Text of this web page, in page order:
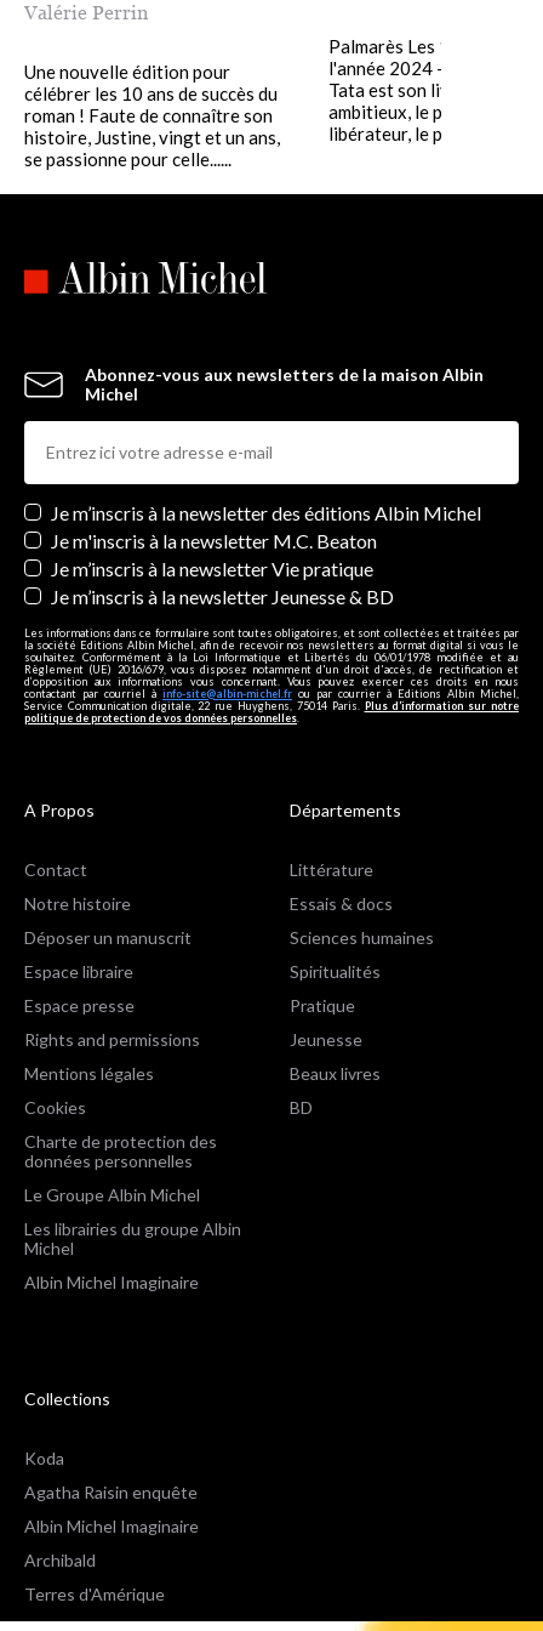
Valérie Perrin
Une nouvelle édition pour
célébrer les 10 ans de succès du
roman ! Faute de connaître son
histoire, Justine, vingt et un ans,
se passionne pour celle......
Palmarès Les 100 livres de
l'année 2024 - Lire
Tata est son livre le plus
ambitieux, le plus intime,
libérateur, le plus
Abonnez-vous aux newsletters de la maison Albin
Michel
Newsletters
Je m’inscris à la newsletter des éditions Albin Michel
Je m'inscris à la newsletter M.C. Beaton
Je m’inscris à la newsletter Vie pratique
Je m’inscris à la newsletter Jeunesse & BD
Les informations dans ce formulaire sont toutes obligatoires, et sont collectées et traitées par
la société Editions Albin Michel, afin de recevoir nos newsletters au format digital si vous le
souhaitez. Conformément à la Loi Informatique et Libertés du 06/01/1978 modifiée et au
Règlement (UE) 2016/679, vous disposez notamment d'un droit d'accès, de rectification et
d’opposition aux informations vous concernant. Vous pouvez exercer ces droits en nous
contactant par courriel à info-site@albin-michel.fr ou par courrier à Editions Albin Michel,
Service Communication digitale, 22 rue Huyghens, 75014 Paris. Plus d’information sur notre
politique de protection de vos données personnelles
A Propos
Contact
Notre histoire
Déposer un manuscrit
Espace libraire
Espace presse
Rights and permissions
Mentions légales
Cookies
Charte de protection des
données personnelles
Le Groupe Albin Michel
Les librairies du groupe Albin
Michel
Albin Michel Imaginaire
Départements
Littérature
Essais & docs
Sciences humaines
Spiritualités
Pratique
Jeunesse
Beaux livres
BD
Collections
Koda
Agatha Raisin enquête
Albin Michel Imaginaire
Archibald
Terres d'Amérique